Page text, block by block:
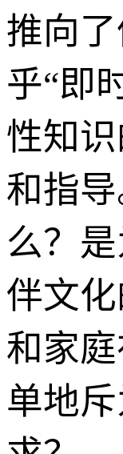
推向
乎“即
性知
和指
么？
伴文
和家
单地